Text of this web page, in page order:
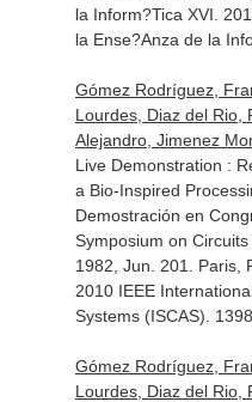
la Inform?Tica XVI.
la Ense?Anza de la
Gómez Rodríguez,
Lourdes, Diaz del Rio,
Alejandro, Jimenez
Live Demonstration :
a Bio-Inspired
Demostración en
Symposium on
1982, Jun. 201. Paris,
2010 IEEE
Systems (ISCAS).
Gómez Rodríguez,
Lourdes, Diaz del Rio,